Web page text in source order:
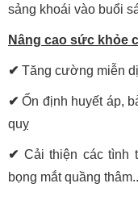
sảng khoái vào buổi
Nâng cao sức khỏe
✔ Tăng cường miễn
✔Ổn định huyết áp,
quỵ
✔ Cải thiện các tình
bọng mắt quầng